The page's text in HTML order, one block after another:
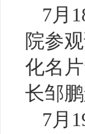
7月
院参
化名
长邹
7月